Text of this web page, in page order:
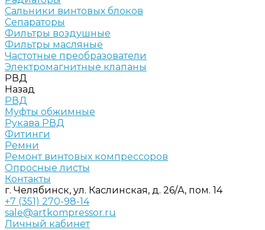
Сальники винтовых блоков
Сепараторы
Фильтры воздушные
Фильтры масляные
Частотные преобразователи
Электромагнитные клапаны
РВД
Назад
РВД
Муфты обжимные
Рукава РВД
Фитинги
Ремни
Ремонт винтовых компрессоров
Опросные листы
Контакты
г. Челябинск, ул. Каслинская, д. 26/А, пом. 14
+7 (351) 270-98-14
sale@artkompressor.ru
Личный кабинет